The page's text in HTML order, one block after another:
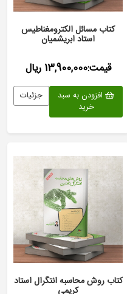
کتاب مسائل الکترومغناطیس
استاد ابریشمیان
قیمت:13,900,000 ریال
افزودن به سبد
خرید
جزئیات
کتاب روش محاسبه انتگرال استاد
کریمی